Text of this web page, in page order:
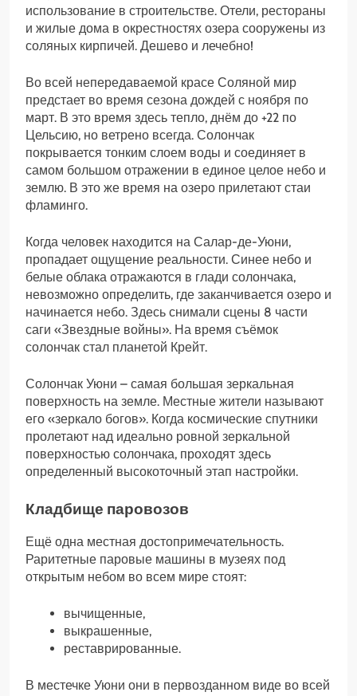
использование в строительстве. Отели, рестораны
и жилые дома в окрестностях озера сооружены из
соляных кирпичей. Дешево и лечебно!
Во всей непередаваемой красе Соляной мир
предстает во время сезона дождей с ноября по
март. В это время здесь тепло, днём до +22 по
Цельсию, но ветрено всегда. Солончак
покрывается тонким слоем воды и соединяет в
самом большом отражении в единое целое небо и
землю. В это же время на озеро прилетают стаи
фламинго.
Когда человек находится на Салар-де-Уюни,
пропадает ощущение реальности. Синее небо и
белые облака отражаются в глади солончака,
невозможно определить, где заканчивается озеро и
начинается небо. Здесь снимали сцены 8 части
саги «Звездные войны». На время съёмок
солончак стал планетой Крейт.
Солончак Уюни – самая большая зеркальная
поверхность на земле. Местные жители называют
его «зеркало богов». Когда космические спутники
пролетают над идеально ровной зеркальной
поверхностью солончака, проходят здесь
определенный высокоточный этап настройки.
Кладбище паровозов
Ещё одна местная достопримечательность.
Раритетные паровые машины в музеях под
открытым небом во всем мире стоят:
вычищенные,
выкрашенные,
реставрированные.
В местечке Уюни они в первозданном виде во всей